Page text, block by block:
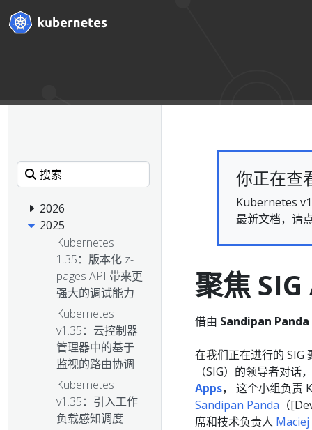
2026
2025
Kubernetes
1.35：版本化 z-
pages API 带来更
强大的调试能力
Kubernetes
v1.35：云控制器
管理器中的基于
监视的路由协调
Kubernetes
v1.35：引入工作
负载感知调度
你正在查
Kubernetes
最新文档，请
聚焦
借由 Sandipan
在我们正在进行的 SIG
（SIG）的领导者对
Apps， 这个小组负责
Sandipan Panda （
席和技术负责人